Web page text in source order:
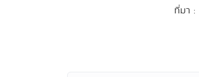
ที่มา :